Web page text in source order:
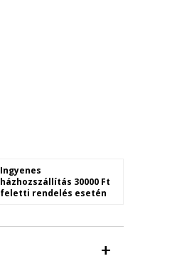
Ingyenes
házhozszállítás 30000 Ft
feletti rendelés esetén